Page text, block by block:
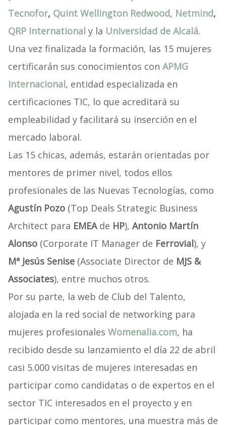
Tecnofor, Quint Wellington Redwood, Netmind,
QRP Internationaly la Universidad de Alcalá.
Una vez finalizada la formación, las 15 mujeres
certificarán sus conocimientos con APMG
Internacional, entidad especializada en
certificaciones TIC, lo que acreditará su
empleabilidad y facilitará su inserción en el
mercado laboral.
Las 15 chicas, además, estarán orientadas por
mentores de primer nivel, todos ellos
profesionales de las Nuevas Tecnologías, como
Agustín Pozo(Top Deals Strategic Business
Architect para EMEAde HP), Antonio Martín
Alonso(Corporate IT Manager de Ferrovial), y
Mª Jesús Senise(Associate Director de MJS &
Associates), entre muchos otros.
Por su parte, la web de Club del Talento,
alojada en la red social de networking para
mujeres profesionales Womenalia.com, ha
recibido desde su lanzamiento el día 22 de abril
casi 5.000 visitas de mujeres interesadas en
participar como candidatas o de expertos en el
sector TIC interesados en el proyecto y en
participar como mentores, una muestra más de